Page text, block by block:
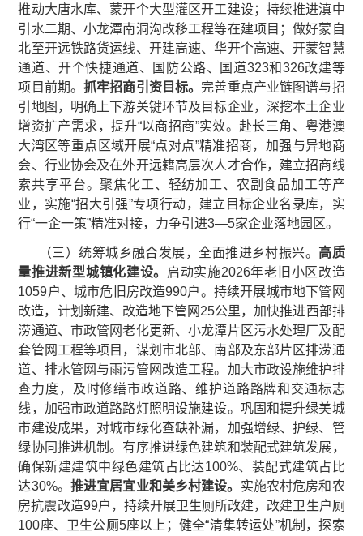
推动大唐水库、蒙开个大型灌区开工建设；持续推进滇中
引水二期、小龙潭南洞沟改移工程等在建项目；做好蒙自
北至开远铁路货运线、开建高速、华开个高速、开蒙智慧
通道、开个快捷通道、国防公路、国道323和326改建等
项目前期。抓牢招商引资目标。 完善重点产业链图谱与招
引地图，明确上下游关键环节及目标企业，深挖本土企业
增资扩产需求，提升“以商招商”实效。赴长三角、粤港澳
大湾区等重点区域开展“点对点”精准招商，加强与异地商
会、行业协会及在外开远籍高层次人才合作，建立招商线
索共享平台。聚焦化工、轻纺加工、农副食品加工等产
业，实施“招大引强”专项行动，建立目标企业名录库，实
行“一企一策”精准对接，力争引进3—5家企业落地园区。
（三）统筹城乡融合发展，全面推进乡村振兴。 高质
量推进新型城镇化建设。 启动实施2026年老旧小区改造
1059户、城市危旧房改造990户。持续开展城市地下管网
改造，计划新建、改造地下管网25公里，加快推进西部排
涝通道、市政管网老化更新、小龙潭片区污水处理厂及配
套管网工程等项目，谋划市北部、南部及东部片区排涝通
道、排水管网与雨污管网改造工程。加大市政设施维护排
查力度，及时修缮市政道路、维护道路路牌和交通标志
线，加强市政道路路灯照明设施建设。巩固和提升绿美城
市建设成果，对城市绿化查缺补漏，加强增绿、护绿、管
绿协同推进机制。有序推进绿色建筑和装配式建筑发展，
确保新建建筑中绿色建筑占比达100%、装配式建筑占比
达30%。 推进宜居宜业和美乡村建设。 实施农村危房和农
房抗震改造99户，持续开展卫生厕所改建，改建卫生户厕
100座、卫生公厕5座以上；健全“清集转运处”机制，探索